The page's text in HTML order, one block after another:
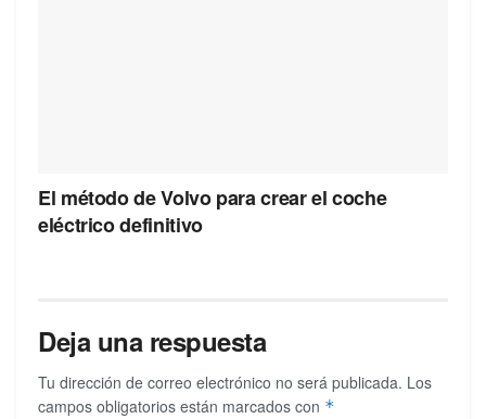
El método de Volvo para crear el coche
eléctrico definitivo
Deja una respuesta
Tu dirección de correo electrónico no será publicada. Los
campos obligatorios están marcados con *